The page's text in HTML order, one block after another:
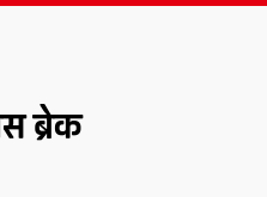
ब्रेक